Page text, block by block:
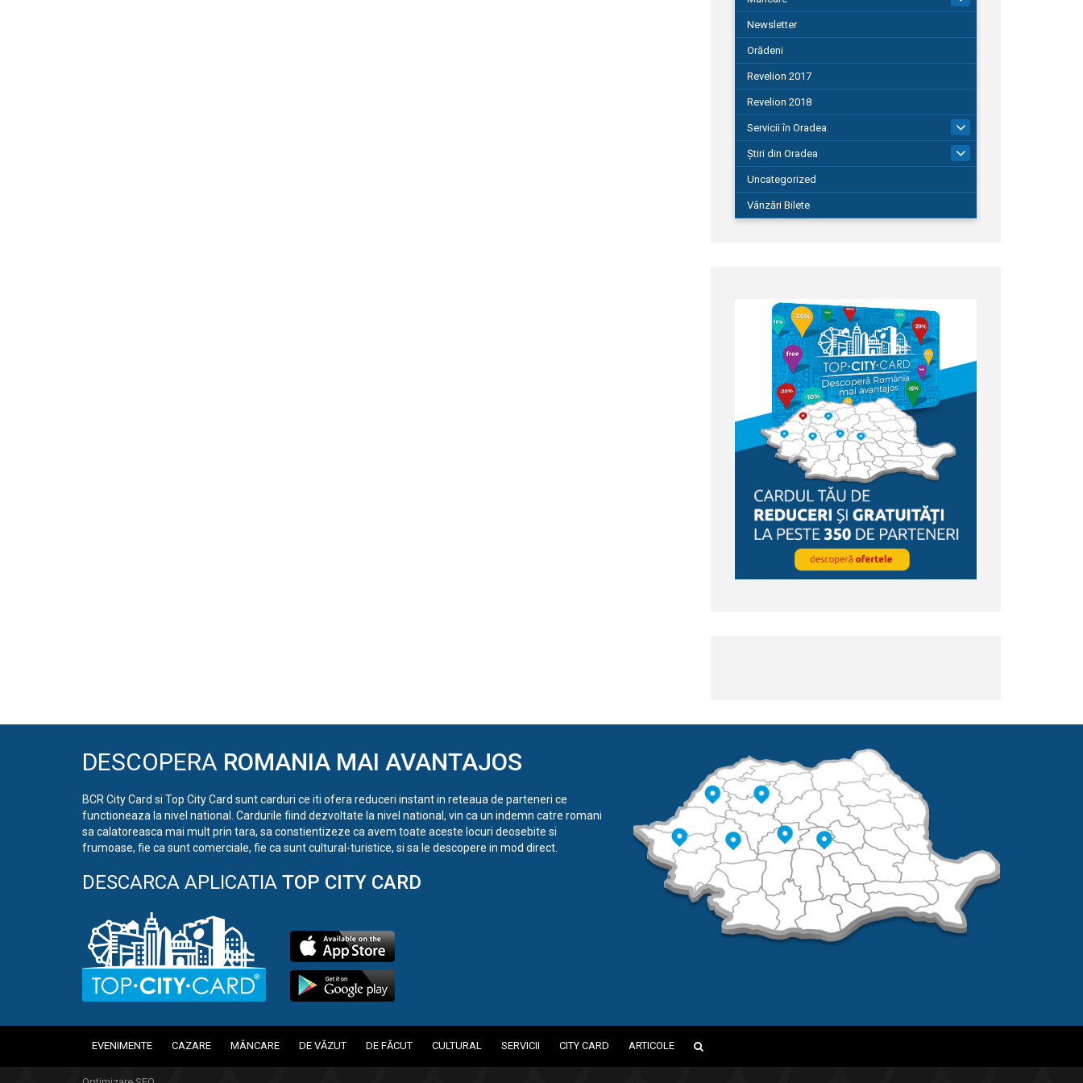
Newsletter
Orădeni
Revelion 2017
Revelion 2018
Servicii în Oradea
104
Știri din Oradea
1.127
Uncategorized
Vânzări Bilete
DESCOPERA ROMANIA MAI AVANTAJOS
BCR City Card si Top City Card sunt carduri ce iti ofera reduceri instant in reteaua de parteneri ce
functioneaza la nivel national. Cardurile fiind dezvoltate la nivel national, vin ca un indemn catre romani
sa calatoreasca mai mult prin tara, sa constientizeze ca avem toate aceste locuri deosebite si
frumoase, fie ca sunt comerciale, fie ca sunt cultural-turistice, si sa le descopere in mod direct.
DESCARCA APLICATIA TOP CITY CARD
EVENIMENTE CAZARE MÂNCARE DE VĂZUT DE FĂCUT CULTURAL SERVICII CITY CARD ARTICOLE